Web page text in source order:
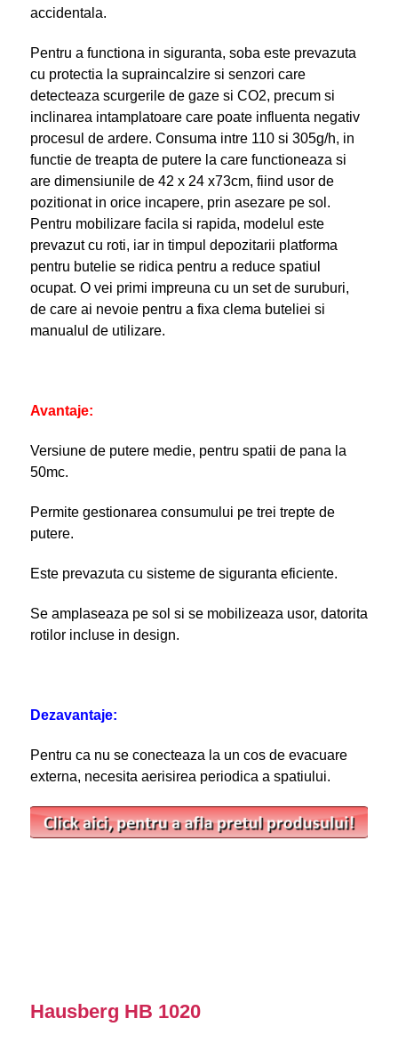
accidentala.
Pentru a functiona in siguranta, soba este prevazuta
cu protectia la supraincalzire si senzori care
detecteaza scurgerile de gaze si CO2, precum si
inclinarea intamplatoare care poate influenta negativ
procesul de ardere. Consuma intre 110 si 305g/h, in
functie de treapta de putere la care functioneaza si
are dimensiunile de 42 x 24 x73cm, fiind usor de
pozitionat in orice incapere, prin asezare pe sol.
Pentru mobilizare facila si rapida, modelul este
prevazut cu roti, iar in timpul depozitarii platforma
pentru butelie se ridica pentru a reduce spatiul
ocupat. O vei primi impreuna cu un set de suruburi,
de care ai nevoie pentru a fixa clema buteliei si
manualul de utilizare.
Avantaje:
Versiune de putere medie, pentru spatii de pana la
50mc.
Permite gestionarea consumului pe trei trepte de
putere.
Este prevazuta cu sisteme de siguranta eficiente.
Se amplaseaza pe sol si se mobilizeaza usor, datorita
rotilor incluse in design.
Dezavantaje:
Pentru ca nu se conecteaza la un cos de evacuare
externa, necesita aerisirea periodica a spatiului.
Hausberg HB 1020